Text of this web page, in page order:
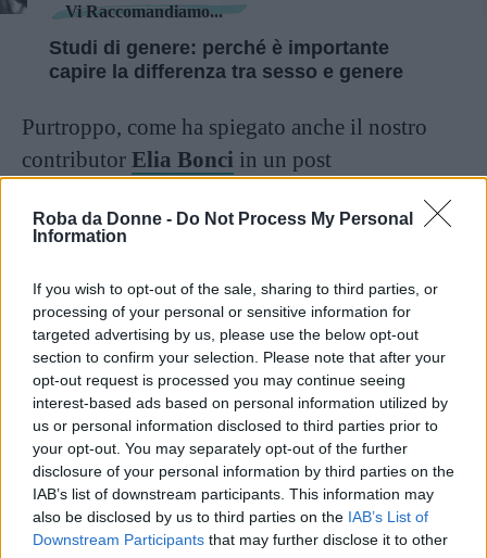
Roba da Donne - Do Not Process My Personal
Information
If you wish to opt-out of the sale, sharing to third parties, or
processing of your personal or sensitive information for
targeted advertising by us, please use the below opt-out
section to confirm your selection. Please note that after your
opt-out request is processed you may continue seeing
interest-based ads based on personal information utilized by
us or personal information disclosed to third parties prior to
your opt-out. You may separately opt-out of the further
disclosure of your personal information by third parties on the
IAB’s list of downstream participants. This information may
also be disclosed by us to third parties on the IAB’s List of
Downstream Participants that may further disclose it to other
Vi Raccomandiamo...
Studi di genere: perché è importante
capire la differenza tra sesso e genere
Purtroppo, come ha spiegato anche il nostro
contributor Elia Bonci in un post
aggiornamento per vedere aggiunta questa
Questo contenuto fa parte della
rubrica “Desperate Geeks”
LEGGI TUTTO